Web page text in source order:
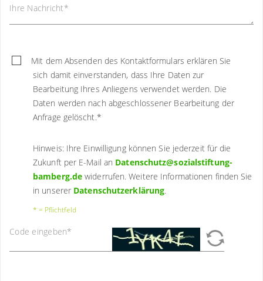
Ihre Nachricht*
Mit dem Absenden des Kontaktformulars erklären Sie
sich damit einverstanden, dass Ihre Daten zur
Bearbeitung Ihres Anliegens verwendet werden. Die
Daten werden nach abgeschlossener Bearbeitung der
Anfrage gelöscht.*
Hinweis: Ihre Einwilligung können Sie jederzeit für die
Zukunft per E-Mail an Datenschutz@sozialstiftung-
bamberg.de widerrufen. Weitere Informationen finden Sie
in unserer Datenschutzerklärung.
* = Pflichtfeld
Code eingeben*